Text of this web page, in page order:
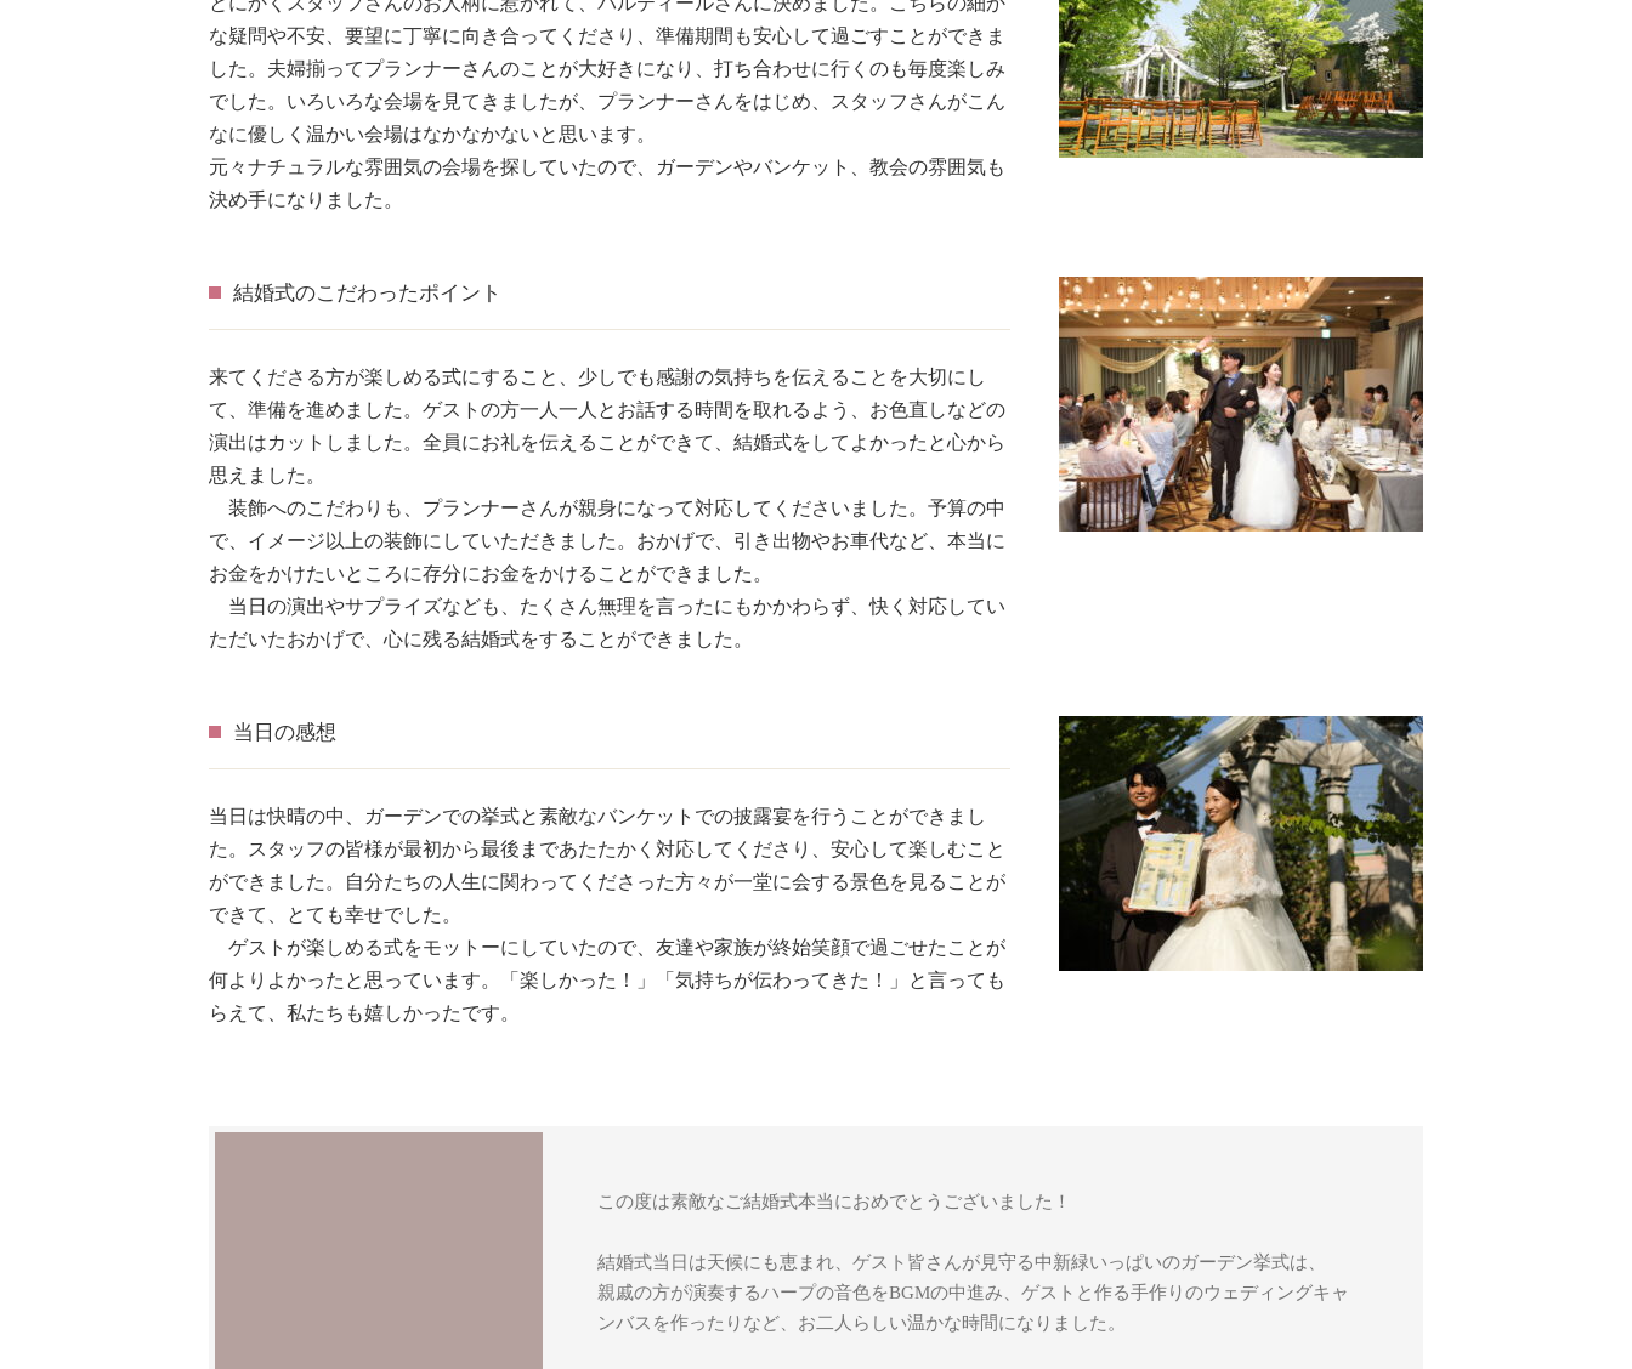
な疑問や不安、要望に丁寧に向き合ってくださり、準備期間も安心して過ごすことができま
した。夫婦揃ってプランナーさんのことが大好きになり、打ち合わせに行くのも毎度楽しみ
でした。いろいろな会場を見てきましたが、プランナーさんをはじめ、スタッフさんがこん
なに優しく温かい会場はなかなかないと思います。
元々ナチュラルな雰囲気の会場を探していたので、ガーデンやバンケット、教会の雰囲気も
決め手になりました。
結婚式のこだわったポイント
来てくださる方が楽しめる式にすること、少しでも感謝の気持ちを伝えることを大切にし
て、準備を進めました。ゲストの方一人一人とお話する時間を取れるよう、お色直しなどの
演出はカットしました。全員にお礼を伝えることができて、結婚式をしてよかったと心から
思えました。
装飾へのこだわりも、プランナーさんが親身になって対応してくださいました。予算の中
で、イメージ以上の装飾にしていただきました。おかげで、引き出物やお車代など、本当に
お金をかけたいところに存分にお金をかけることができました。
当日の演出やサプライズなども、たくさん無理を言ったにもかかわらず、快く対応してい
ただいたおかげで、心に残る結婚式をすることができました。
当日の感想
当日は快晴の中、ガーデンでの挙式と素敵なバンケットでの披露宴を行うことができまし
た。スタッフの皆様が最初から最後まであたたかく対応してくださり、安心して楽しむこと
ができました。自分たちの人生に関わってくださった方々が一堂に会する景色を見ることが
できて、とても幸せでした。
ゲストが楽しめる式をモットーにしていたので、友達や家族が終始笑顔で過ごせたことが
何よりよかったと思っています。「楽しかった！」「気持ちが伝わってきた！」と言っても
らえて、私たちも嬉しかったです。
この度は素敵なご結婚式本当におめでとうございました！
結婚式当日は天候にも恵まれ、ゲスト皆さんが見守る中新緑いっぱいのガーデン挙式は、
親戚の方が演奏するハープの音色をBGMの中進み、ゲストと作る手作りのウェディングキャ
ンバスを作ったりなど、お二人らしい温かな時間になりました。